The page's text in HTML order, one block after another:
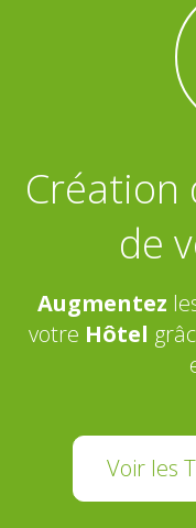
Création
de
Augmentez
votre Hôtel
Voir les